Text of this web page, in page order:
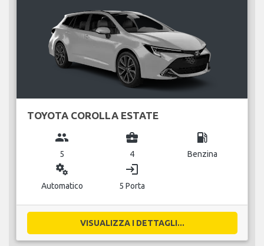
TOYOTA COROLLA ESTATE
group
5
business_center
4
local_gas_station
Benzina
miscellaneous_services
Automatico
login
5 Porta
VISUALIZZA I DETTAGLI...